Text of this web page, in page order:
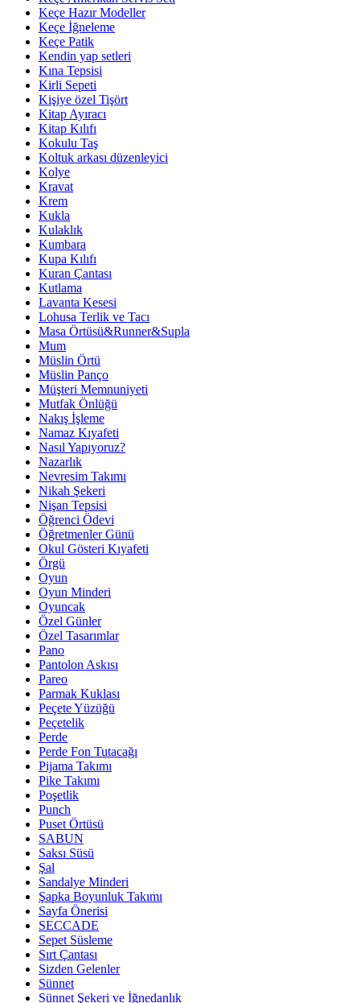
Keçe Hazır Modeller
Keçe İğneleme
Keçe Patik
Kendin yap setleri
Kına Tepsisi
Kirli Sepeti
Kişiye özel Tişört
Kitap Ayıracı
Kitap Kılıfı
Kokulu Taş
Koltuk arkası düzenleyici
Kolye
Kravat
Krem
Kukla
Kulaklık
Kumbara
Kupa Kılıfı
Kuran Çantası
Kutlama
Lavanta Kesesi
Lohusa Terlik ve Tacı
Masa Örtüsü&Runner&Supla
Mum
Müslin Örtü
Müslin Panço
Müşteri Memnuniyeti
Mutfak Önlüğü
Nakış İşleme
Namaz Kıyafeti
Nasıl Yapıyoruz?
Nazarlık
Nevresim Takımı
Nikah Şekeri
Nişan Tepsisi
Öğrenci Ödevi
Öğretmenler Günü
Okul Gösteri Kıyafeti
Örgü
Oyun
Oyun Minderi
Oyuncak
Özel Günler
Özel Tasarımlar
Pano
Pantolon Askısı
Pareo
Parmak Kuklası
Peçete Yüzüğü
Peçetelik
Perde
Perde Fon Tutacağı
Pijama Takımı
Pike Takımı
Poşetlik
Punch
Puset Örtüsü
SABUN
Saksı Süsü
Şal
Sandalye Minderi
Şapka Boyunluk Takımı
Sayfa Önerisi
SECCADE
Sepet Süsleme
Sırt Çantası
Sizden Gelenler
Sünnet
Sünnet Şekeri ve İğnedanlık